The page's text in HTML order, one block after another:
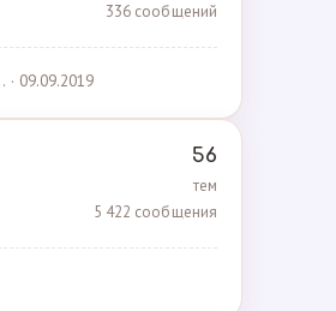
336 сообщений
09.09.2019
56
тем
5 422 сообщения